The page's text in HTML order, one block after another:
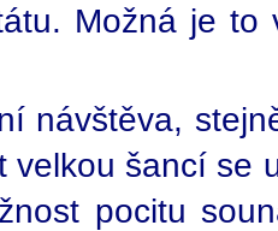
Možná je to
návštěva,
velkou šancí se
pocitu